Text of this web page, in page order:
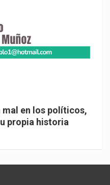
mal en los políticos,
propia historia